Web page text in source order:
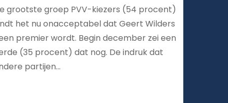
grootste groep PVV-kiezers (54 procent)
het nu onacceptabel dat Geert Wilders
premier wordt. Begin december zei een
(35 procent) dat nog. De indruk dat
partijen…